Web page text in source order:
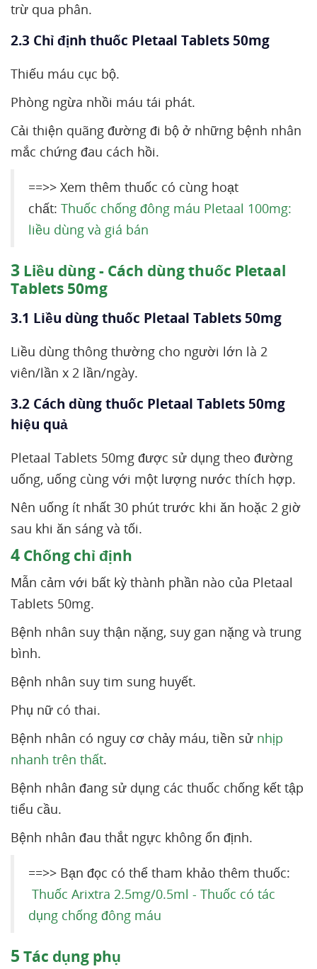
trừ qua phân.
2.3 Chỉ định thuốc Pletaal Tablets 50mg
Thiếu máu cục bộ.
Phòng ngừa nhồi máu tái phát.
Cải thiện quãng đường đi bộ ở những bệnh nhân
mắc chứng đau cách hồi.
==>> Xem thêm thuốc có cùng hoạt
chất: Thuốc chống đông máu Pletaal 100mg:
liều dùng và giá bán
3 Liều dùng - Cách dùng thuốc Pletaal
Tablets 50mg
3.1 Liều dùng thuốc Pletaal Tablets 50mg
Liều dùng thông thường cho người lớn là 2
viên/lần x 2 lần/ngày.
3.2 Cách dùng thuốc Pletaal Tablets 50mg
hiệu quả
Pletaal Tablets 50mg được sử dụng theo đường
uống, uống cùng với một lượng nước thích hợp.
Nên uống ít nhất 30 phút trước khi ăn hoặc 2 giờ
sau khi ăn sáng và tối.
4 Chống chỉ định
Mẫn cảm với bất kỳ thành phần nào của Pletaal
Tablets 50mg.
Bệnh nhân suy thận nặng, suy gan nặng và trung
bình.
Bệnh nhân suy tim sung huyết.
Phụ nữ có thai.
Bệnh nhân có nguy cơ chảy máu, tiền sử nhịp
nhanh trên thất.
Bệnh nhân đang sử dụng các thuốc chống kết tập
tiểu cầu.
Bệnh nhân đau thắt ngực không ổn định.
==>> Bạn đọc có thể tham khảo thêm thuốc:
Thuốc Arixtra 2.5mg/0.5ml - Thuốc có tác
dụng chống đông máu
5 Tác dụng phụ